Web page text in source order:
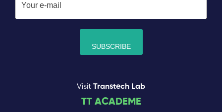
Visit Transtech Lab
TT ACADEME